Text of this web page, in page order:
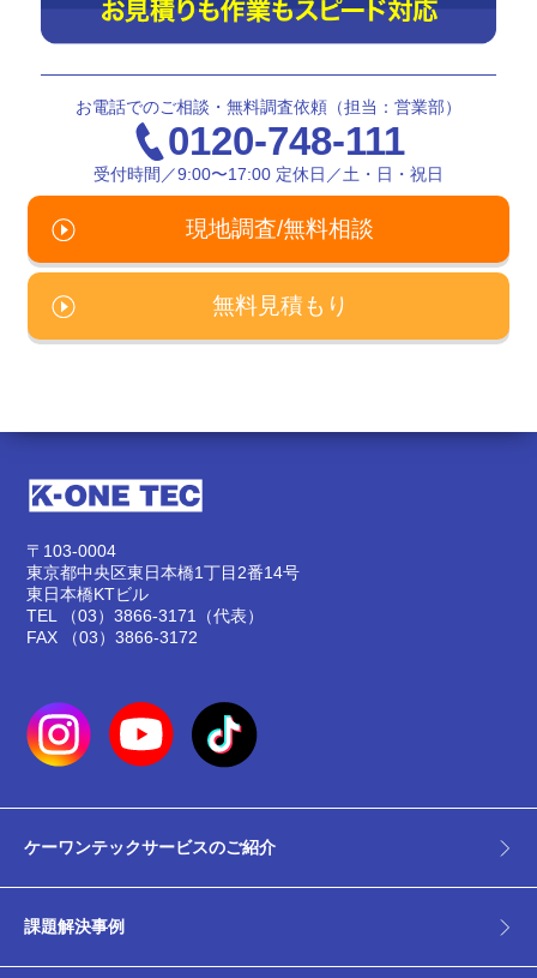
お電話でのご相談・無料調査依頼（担当：営業部）
0120-748-111
受付時間／9:00〜17:00 定休日／土・日・祝日
現地調査/無料相談
無料見積もり
〒103-0004
東京都中央区東日本橋1丁目2番14号
東日本橋KTビル
TEL
（03）3866-3171 （代表）
FAX （03）3866-3172
ケーワンテックサービスのご紹介
課題解決事例